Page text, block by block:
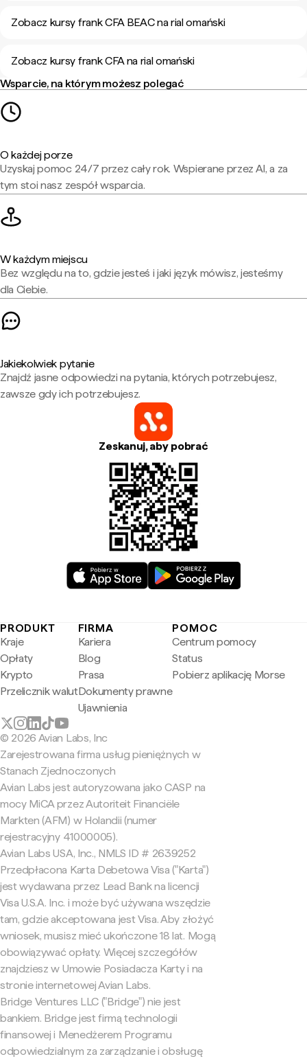
Zobacz kursy frank CFA BEAC na rial omański
Zobacz kursy frank CFA na rial omański
Wsparcie, na którym możesz polegać
O każdej porze
Uzyskaj pomoc 24/7 przez cały rok. Wspierane przez AI, a za
tym stoi nasz zespół wsparcia.
W każdym miejscu
Bez względu na to, gdzie jesteś i jaki język mówisz, jesteśmy
dla Ciebie.
Jakiekolwiek pytanie
Znajdź jasne odpowiedzi na pytania, których potrzebujesz,
zawsze gdy ich potrzebujesz.
Zeskanuj, aby pobrać
PRODUKT
Kraje
Opłaty
Krypto
Przelicznik walut
FIRMA
Kariera
Blog
Prasa
Dokumenty prawne
Ujawnienia
POMOC
Centrum pomocy
Status
Pobierz aplikację Morse
© 2026 Avian Labs, Inc
Zarejestrowana firma usług pieniężnych w
Stanach Zjednoczonych
Avian Labs jest autoryzowana jako CASP na
mocy MiCA przez Autoriteit Financiële
Markten (AFM) w Holandii (numer
rejestracyjny 41000005).
Avian Labs USA, Inc., NMLS ID # 2639252
Przedpłacona Karta Debetowa Visa ("Karta")
jest wydawana przez Lead Bank na licencji
Visa U.S.A. Inc. i może być używana wszędzie
tam, gdzie akceptowana jest Visa. Aby złożyć
wniosek, musisz mieć ukończone 18 lat. Mogą
obowiązywać opłaty. Więcej szczegółów
znajdziesz w Umowie Posiadacza Karty i na
stronie internetowej Avian Labs.
Bridge Ventures LLC ("Bridge") nie jest
bankiem. Bridge jest firmą technologii
finansowej i Menedżerem Programu
odpowiedzialnym za zarządzanie i obsługę